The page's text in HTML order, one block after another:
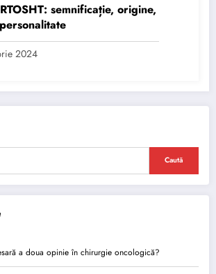
semnificație, origine,
2024
Caută
a doua opinie în chirurgie oncologică?